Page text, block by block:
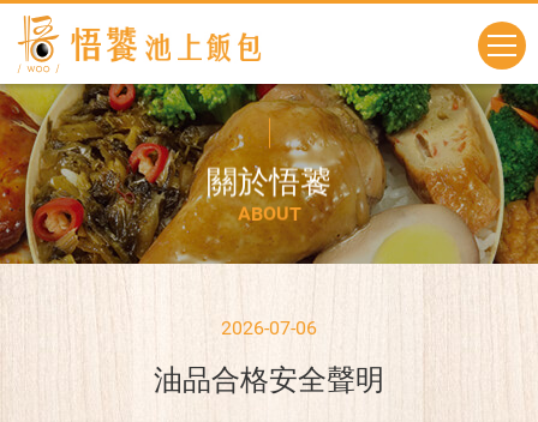
關於悟饕
ABOUT
2026-07-06
油品合格安全聲明